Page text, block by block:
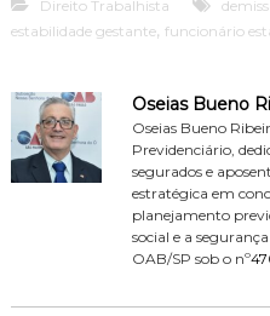
Direito Trabalhista
estabilidade gestante, funcionário
Oseias Bueno
Oseias Bueno
Previdenciário,
segurados e
estratégica em
planejamento
social e a
OAB/SP sob o nº